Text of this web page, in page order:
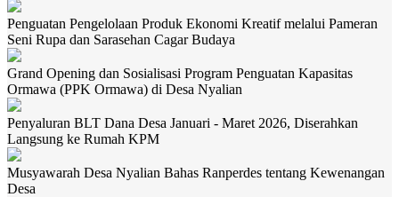
Penguatan Pengelolaan Produk Ekonomi Kreatif melalui Pameran
Seni Rupa dan Sarasehan Cagar Budaya
Grand Opening dan Sosialisasi Program Penguatan Kapasitas
Ormawa (PPK Ormawa) di Desa Nyalian
Penyaluran BLT Dana Desa Januari - Maret 2026, Diserahkan
Langsung ke Rumah KPM
Musyawarah Desa Nyalian Bahas Ranperdes tentang Kewenangan
Desa